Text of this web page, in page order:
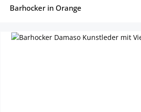
Barhocker in Orange